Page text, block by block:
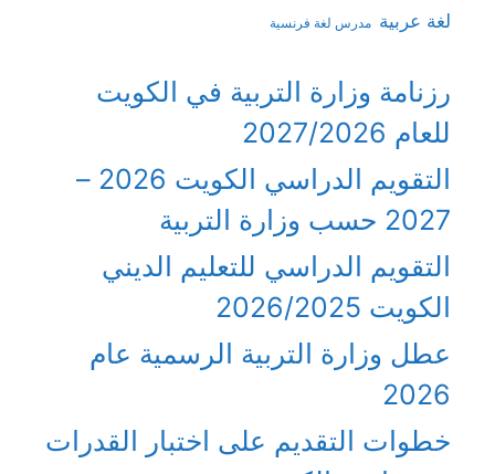
لغة عربية مدرس لغة فرنسية
رزنامة وزارة التربية في الكويت
للعام 2027/2026
التقويم الدراسي الكويت 2026 –
2027 حسب وزارة التربية
التقويم الدراسي للتعليم الديني
الكويت 2026/2025
عطل وزارة التربية الرسمية عام
2026
خطوات التقديم على اختبار القدرات